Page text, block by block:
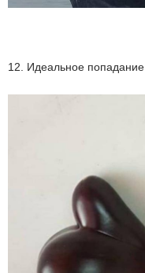
12. Идеальное попадание